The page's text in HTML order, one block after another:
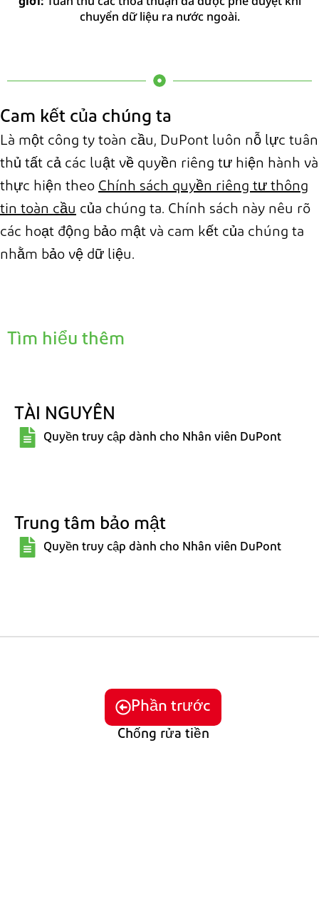
chuyển dữ liệu ra nước ngoài.
Cam kết của chúng ta
Là một công ty toàn cầu, DuPont luôn nỗ lực tuân
thủ tất cả các luật về quyền riêng tư hiện hành và
thực hiện theo Chính sách quyền riêng tư thông
tin toàn cầu của chúng ta. Chính sách này nêu rõ
các hoạt động bảo mật và cam kết của chúng ta
nhằm bảo vệ dữ liệu.
Tìm hiểu thêm
TÀI NGUYÊN
Quyền truy cập dành cho Nhân viên DuPont
Trung tâm bảo mật
Quyền truy cập dành cho Nhân viên DuPont
Phần trước
Chống rửa tiền